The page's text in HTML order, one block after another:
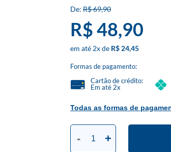
R$ 69,90
R$ 48,90
2x R$ 24,45
Formas de pagamento:
Todas as formas de
Cartão de crédito:
Em até 2x
- +